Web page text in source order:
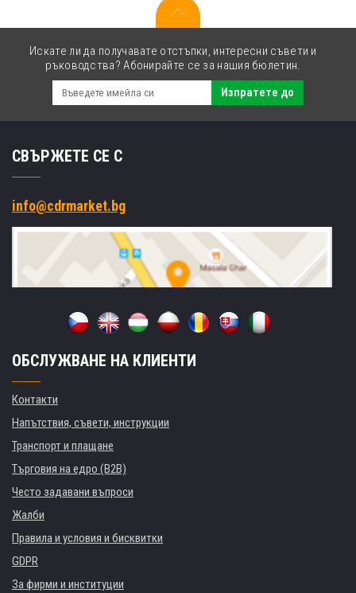
Искате ли да получавате отстъпки, интересни съвети и
ръководства? Абонирайте се за нашия бюлетин.
Изпратете до
СВЪРЖЕТЕ СЕ С
info@cdrmarket.bg
ОБСЛУЖВАНЕ НА КЛИЕНТИ
Контакти
Напътствия, съвети, инструкции
Транспорт и плащане
Търговия на едро (B2B)
Често задавани въпроси
Жалби
Правила и условия и бисквитки
GDPR
За фирми и институции